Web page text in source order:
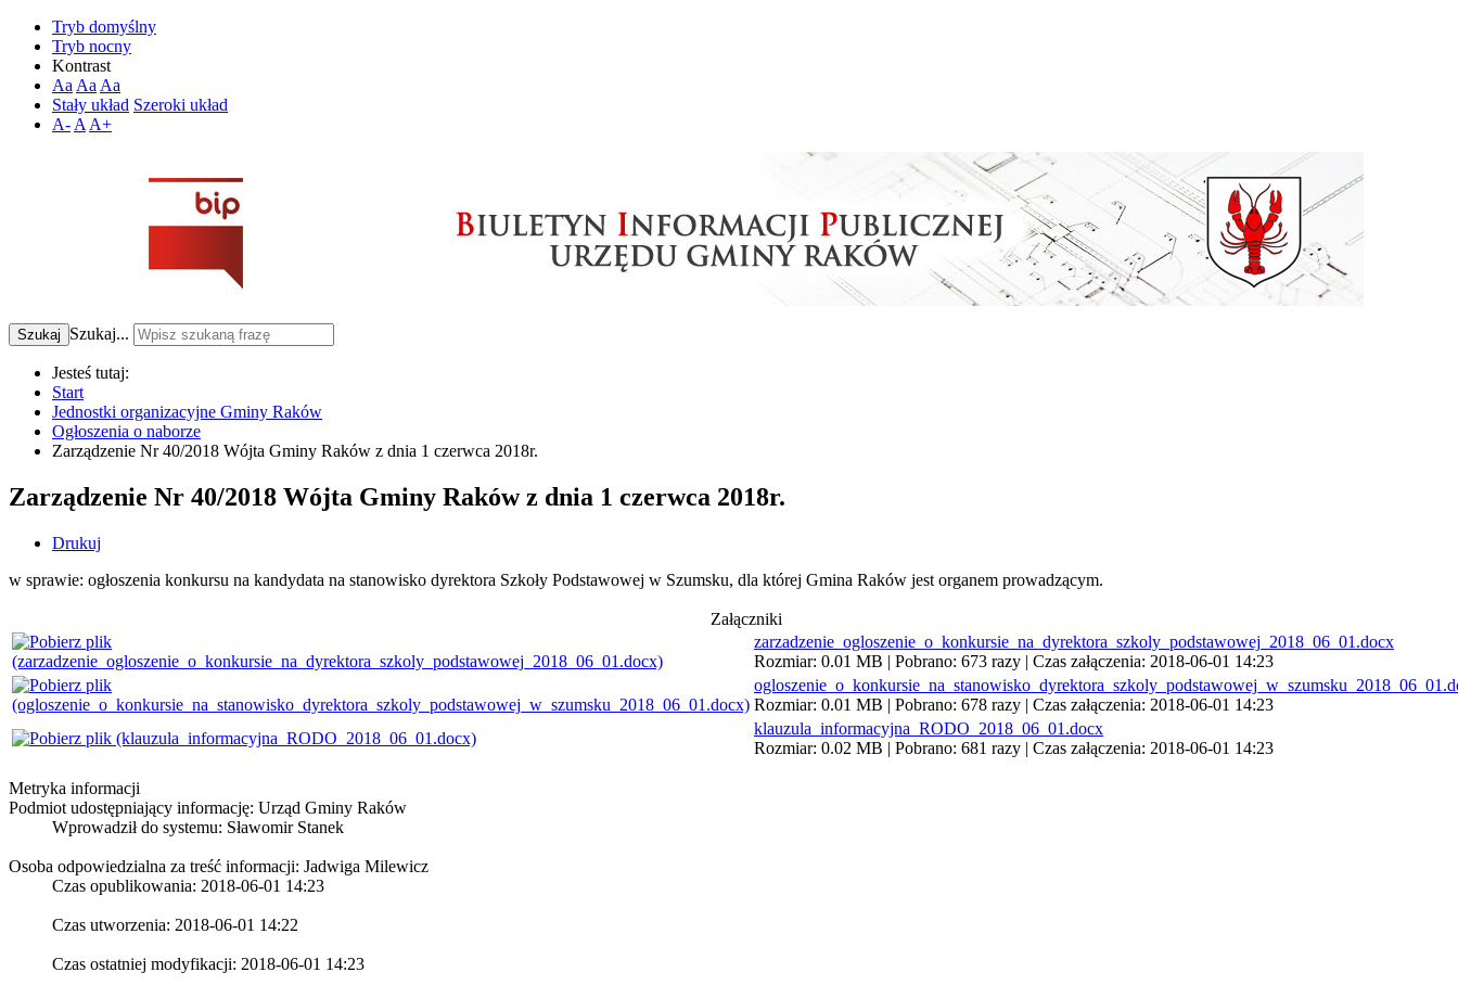
Tryb domyślny
Tryb nocny
Kontrast
Aa Aa Aa
Stały układ Szeroki układ
A- A A+
Szukaj Szukaj...
Jesteś tutaj:
Start
Jednostki organizacyjne Gminy Raków
Ogłoszenia o naborze
Zarządzenie Nr 40/2018 Wójta Gminy Raków z dnia 1 czerwca 2018r.
Zarządzenie Nr 40/2018 Wójta Gminy Raków z dnia 1 czerwca 2018r.
Drukuj
w sprawie: ogłoszenia konkursu na kandydata na stanowisko dyrektora Szkoły Podstawowej w Szumsku, dla której Gmina Raków jest organem prowadzącym.
Załączniki
zarzadzenie_ogloszenie_o_konkursie_na_dyrektora_szkoly_podstawowej_2018_06_01.docx
Rozmiar: 0.01 MB | Pobrano: 673 razy | Czas załączenia: 2018-06-01 14:23
Rozmiar: 0.01 MB | Pobrano: 678 razy | Czas załączenia: 2018-06-01 14:23
klauzula_informacyjna_RODO_2018_06_01.docx
Rozmiar: 0.02 MB | Pobrano: 681 razy | Czas załączenia: 2018-06-01 14:23
Metryka informacji
Podmiot udostępniający informację: Urząd Gminy Raków
Wprowadził do systemu: Sławomir Stanek
Osoba odpowiedzialna za treść informacji: Jadwiga Milewicz
Czas opublikowania: 2018-06-01 14:23
Czas utworzenia: 2018-06-01 14:22
Czas ostatniej modyfikacji: 2018-06-01 14:23